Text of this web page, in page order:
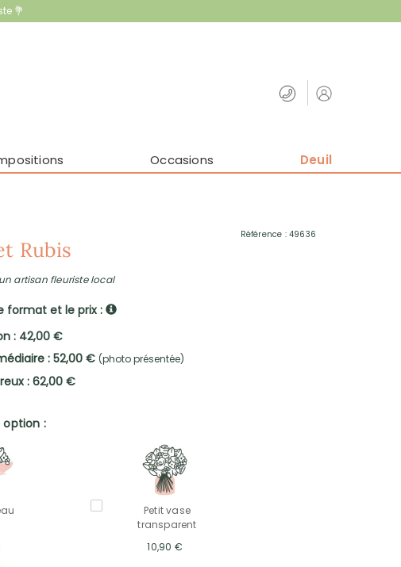
💐
Occasions Deuil
Référence : 49636
Rubis
artisan fleuriste local
format et le prix :
: 42,00 €
: 52,00 € (photo présentée)
: 62,00 €
option :
Petit vase
transparent
10,90 €